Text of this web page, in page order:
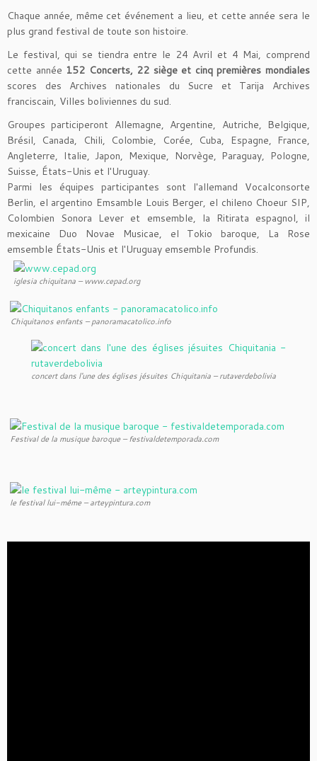
Chaque année, même cet événement a lieu, et cette année sera le
plus grand festival de toute son histoire.
Le festival, qui se tiendra entre le 24 Avril et 4 Mai, comprend
cette année 152 Concerts, 22 siège et cinq premières mondiales
scores des Archives nationales du Sucre et Tarija Archives
franciscain, Villes boliviennes du sud.
Groupes participeront Allemagne, Argentine, Autriche, Belgique,
Brésil, Canada, Chili, Colombie, Corée, Cuba, Espagne, France,
Angleterre, Italie, Japon, Mexique, Norvège, Paraguay, Pologne,
Suisse, États-Unis et l'Uruguay.
Parmi les équipes participantes sont l'allemand Vocalconsorte
Berlin, el argentino Emsamble Louis Berger, el chileno Choeur SIP,
Colombien Sonora Lever et emsemble, la Ritirata espagnol, il
mexicaine Duo Novae Musicae, el Tokio baroque, La Rose
emsemble États-Unis et l'Uruguay emsemble Profundis.
iglesia chiquitana – www.cepad.org
Chiquitanos enfants – panoramacatolico.info
concert dans l'une des églises jésuites Chiquitania – rutaverdebolivia
Festival de la musique baroque – festivaldetemporada.com
le festival lui-même – arteypintura.com